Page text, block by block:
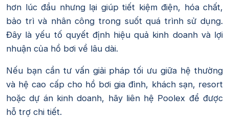
hơn lúc đầu nhưng lại giúp tiết kiệm điện, hóa chất,
bảo trì và nhân công trong suốt quá trình sử dụng.
Đây là yếu tố quyết định hiệu quả kinh doanh và lợi
nhuận của hồ bơi về lâu dài.
Nếu bạn cần tư vấn giải pháp tối ưu giữa hệ thường
và hệ cao cấp cho hồ bơi gia đình, khách sạn, resort
hoặc dự án kinh doanh, hãy liên hệ Poolex để được
hỗ trợ chi tiết.